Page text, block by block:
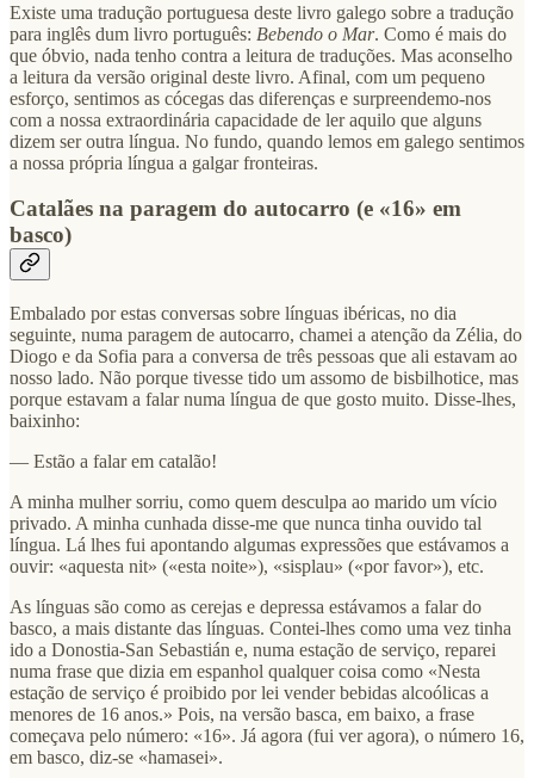
Existe uma tradução portuguesa deste livro galego sobre a tradução
para inglês dum livro português: Bebendo o Mar. Como é mais do
que óbvio, nada tenho contra a leitura de traduções. Mas aconselho
a leitura da versão original deste livro. Afinal, com um pequeno
esforço, sentimos as cócegas das diferenças e surpreendemo-nos
com a nossa extraordinária capacidade de ler aquilo que alguns
dizem ser outra língua. No fundo, quando lemos em galego sentimos
a nossa própria língua a galgar fronteiras.
Catalães na paragem do autocarro (e «16» em
basco)
Embalado por estas conversas sobre línguas ibéricas, no dia
seguinte, numa paragem de autocarro, chamei a atenção da Zélia, do
Diogo e da Sofia para a conversa de três pessoas que ali estavam ao
nosso lado. Não porque tivesse tido um assomo de bisbilhotice, mas
porque estavam a falar numa língua de que gosto muito. Disse-lhes,
baixinho:
— Estão a falar em catalão!
A minha mulher sorriu, como quem desculpa ao marido um vício
privado. A minha cunhada disse-me que nunca tinha ouvido tal
língua. Lá lhes fui apontando algumas expressões que estávamos a
ouvir: «aquesta nit» («esta noite»), «sisplau» («por favor»), etc.
As línguas são como as cerejas e depressa estávamos a falar do
basco, a mais distante das línguas. Contei-lhes como uma vez tinha
ido a Donostia-San Sebastián e, numa estação de serviço, reparei
numa frase que dizia em espanhol qualquer coisa como «Nesta
estação de serviço é proibido por lei vender bebidas alcoólicas a
menores de 16 anos.» Pois, na versão basca, em baixo, a frase
começava pelo número: «16». Já agora (fui ver agora), o número 16,
em basco, diz-se «hamasei».